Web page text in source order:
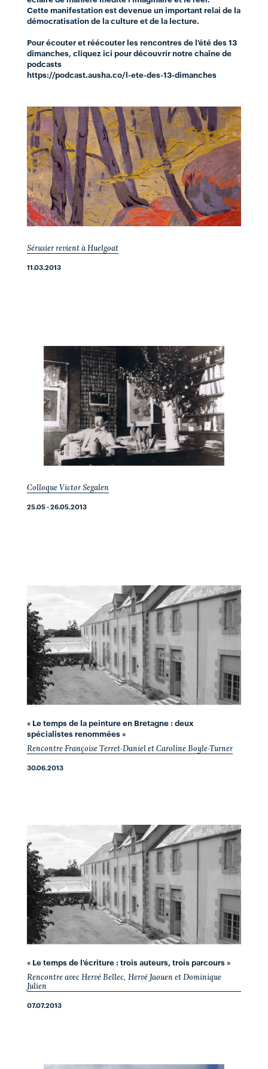
Cette manifestation est devenue un important relai de la
démocratisation de la culture et de la lecture.
Pour écouter et réécouter les rencontres de l'été des 13
dimanches, cliquez ici pour découvrir notre chaîne de
podcasts
https://podcast.ausha.co/l-ete-des-13-dimanches
Sérusier revient à Huelgoat
11.03.2013
Colloque Victor Segalen
25.05 - 26.05.2013
« Le temps de la peinture en Bretagne : deux
spécialistes renommées »
Rencontre Françoise Terret-Daniel et Caroline Boyle-Turner
30.06.2013
« Le temps de l'écriture : trois auteurs, trois parcours »
Rencontre avec Hervé Bellec, Hervé Jaouen et Dominique
Julien
07.07.2013